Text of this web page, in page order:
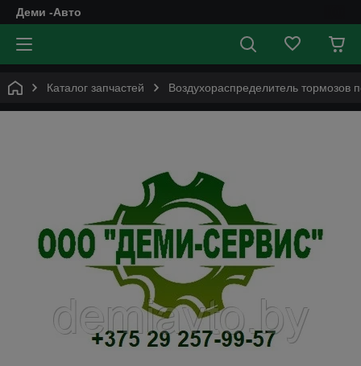
Деми -Авто
Каталог запчастей Воздухораспределитель